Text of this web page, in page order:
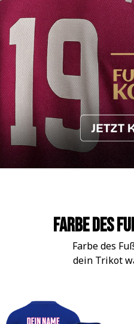
Farbe des
Farbe des
dein Trikot